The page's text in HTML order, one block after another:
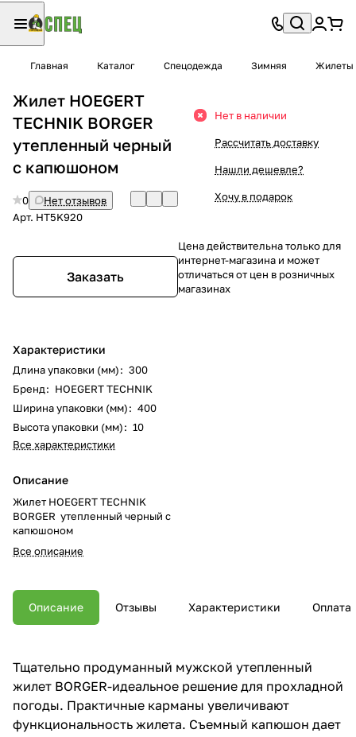
Главная Каталог Спецодежда Зимняя Жилеты
Жилет HOEGERT
TECHNIK BORGER
утепленный черный
с капюшоном
0
Нет отзывов
Арт. HT5K920
Заказать
Характеристики
Длина упаковки (мм): 300
Бренд: HOEGERT TECHNIK
Ширина упаковки (мм): 400
Высота упаковки (мм): 10
Все характеристики
Описание
Жилет HOEGERT TECHNIK
BORGER утепленный черный с
капюшоном
Все описание
Нет в наличии
Рассчитать доставку
Нашли дешевле?
Хочу в подарок
Цена действительна только для
интернет-магазина и может
отличаться от цен в розничных
магазинах
Описание Отзывы Характеристики Оплата
Тщательно продуманный мужской утепленный
жилет BORGER-идеальное решение для прохладной
погоды. Практичные карманы увеличивают
функциональность жилета. Съемный капюшон дает